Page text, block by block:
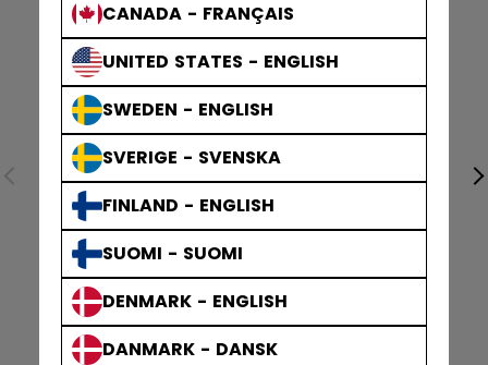
CANADA - FRANÇAIS
UNITED STATES - ENGLISH
SWEDEN - ENGLISH
SVERIGE - SVENSKA
FINLAND - ENGLISH
SUOMI - SUOMI
DENMARK - ENGLISH
DANMARK - DANSK